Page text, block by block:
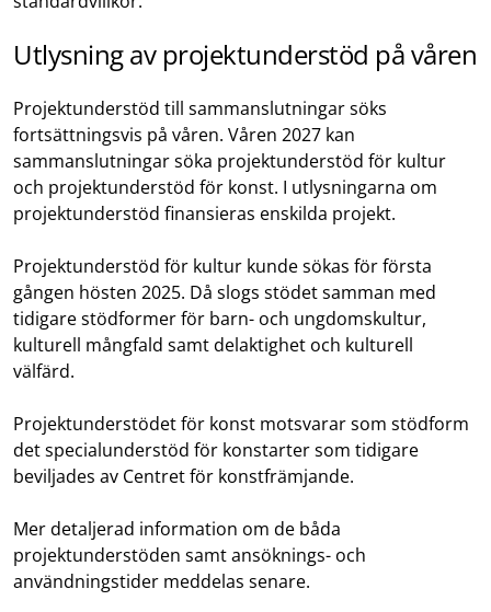
Utlysning av projektunderstöd på våren
Projektunderstöd till sammanslutningar söks
fortsättningsvis på våren. Våren 2027 kan
sammanslutningar söka projektunderstöd för kultur
och projektunderstöd för konst. I utlysningarna om
projektunderstöd finansieras enskilda projekt.
Projektunderstöd för kultur kunde sökas för första
gången hösten 2025. Då slogs stödet samman med
tidigare stödformer för barn- och ungdomskultur,
kulturell mångfald samt delaktighet och kulturell
välfärd.
Projektunderstödet för konst motsvarar som stödform
det specialunderstöd för konstarter som tidigare
beviljades av Centret för konstfrämjande.
Mer detaljerad information om de båda
projektunderstöden samt ansöknings- och
användningstider meddelas senare.